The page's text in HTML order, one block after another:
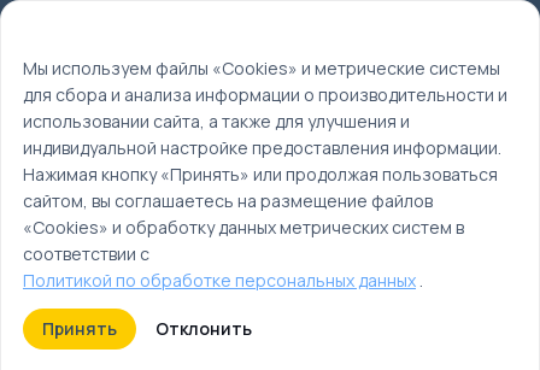
Главная
Календарь событий
Лето
Июль
Мы используем файлы «Cookies» и метрические системы
для сбора и анализа информации о производительности и
использовании сайта, а также для улучшения и
индивидуальной настройке предоставления информации.
Нажимая кнопку «Принять» или продолжая пользоваться
сайтом, вы соглашаетесь на размещение файлов
«Cookies» и обработку данных метрических систем в
соответствии с
Политикой по обработке персональных данных.
Принять Отклонить